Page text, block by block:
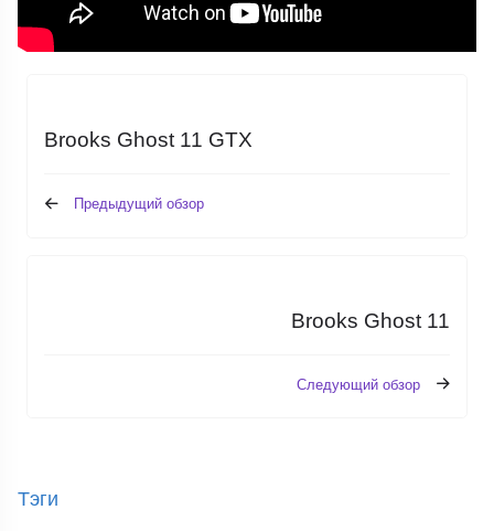
Brooks Ghost 11 GTX
Предыдущий обзор
Brooks Ghost 11
Следующий обзор
Тэги